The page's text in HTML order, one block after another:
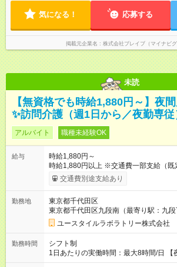
気になる！ 応募する
掲載元企業名 株式会社ブレイブ（マイナビグ
未読
【無資格でも時給1,880円～】夜
✨訪問介護（週1日から／夜勤専
アルバイト 職種未経験OK
給与
時給1,880円～
時給1,880円以上 ※交通費一部支給（既
考慮して決定します 【収入例】 週1回勤務の場合：1,880円×8時
間×4回=6万0,160円 週3回勤務の場合：1,880円×8時間×12回
月 ※ 雇用形態と給与に、本採用時と異
用形態：本採用時と同じです。 給与：
交通費別途支給あり
勤務地
東京都千代田区
東京都千代田区九段南（最寄り駅：九段
ユースタイルラボラトリー株式会社
勤務時間
シフト制
1日あたりの実働時間：最大8時間/日 【
00 ※週1日～OK ／ 夜勤専従 ＊＊ 勤務時間例 ＊＊ ■22時か